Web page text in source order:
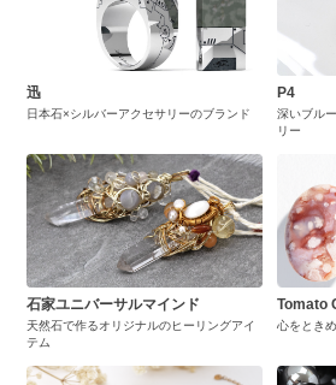
迅
日本石×シルバーアクセサリーのブランド
P4
深いブル
リー
石家ユニバーサルマインド
天然石で作るオリジナルのヒーリングアイ
テム
Tomato
心をとき